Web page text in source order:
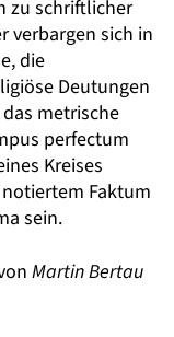
zu schriftlicher
verbargen sich in
die
Deutungen
metrische
perfectum
Kreises
Faktum
sein.
Martin Bertau